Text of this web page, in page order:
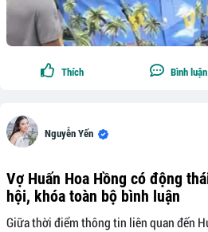
Thích Bình luận
Nguyễn Yến
Vợ Huấn Hoa Hồng có động
hội, khóa toàn bộ bình luận
Giữa thời điểm thông tin liên quan đến